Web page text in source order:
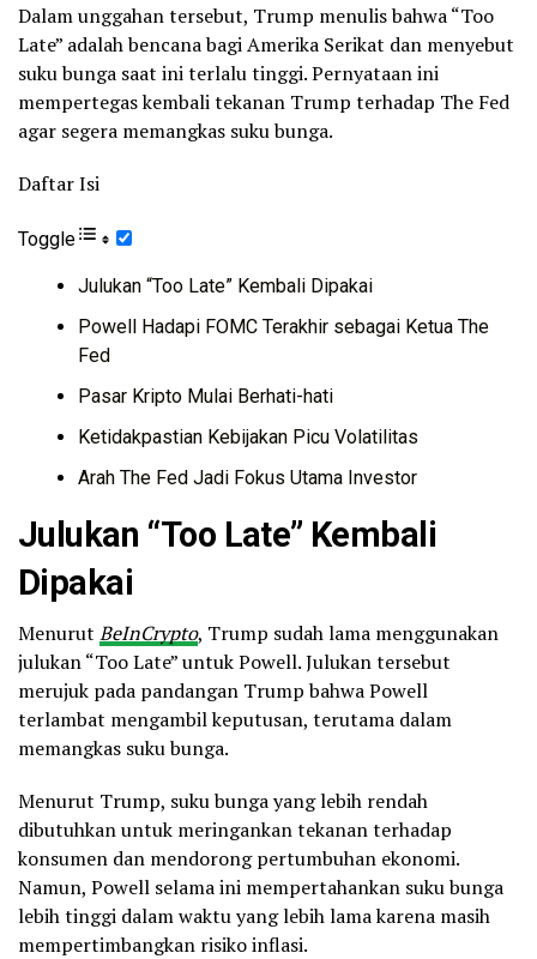
Dalam unggahan tersebut, Trump menulis bahwa “Too
Late” adalah bencana bagi Amerika Serikat dan menyebut
suku bunga saat ini terlalu tinggi. Pernyataan ini
mempertegas kembali tekanan Trump terhadap The Fed
agar segera memangkas suku bunga.
Daftar Isi
Toggle
Julukan “Too Late” Kembali Dipakai
Powell Hadapi FOMC Terakhir sebagai Ketua The
Fed
Pasar Kripto Mulai Berhati-hati
Ketidakpastian Kebijakan Picu Volatilitas
Arah The Fed Jadi Fokus Utama Investor
Julukan “Too Late” Kembali
Dipakai
Menurut BeInCrypto, Trump sudah lama menggunakan
julukan “Too Late” untuk Powell. Julukan tersebut
merujuk pada pandangan Trump bahwa Powell
terlambat mengambil keputusan, terutama dalam
memangkas suku bunga.
Menurut Trump, suku bunga yang lebih rendah
dibutuhkan untuk meringankan tekanan terhadap
konsumen dan mendorong pertumbuhan ekonomi.
Namun, Powell selama ini mempertahankan suku bunga
lebih tinggi dalam waktu yang lebih lama karena masih
mempertimbangkan risiko inflasi.